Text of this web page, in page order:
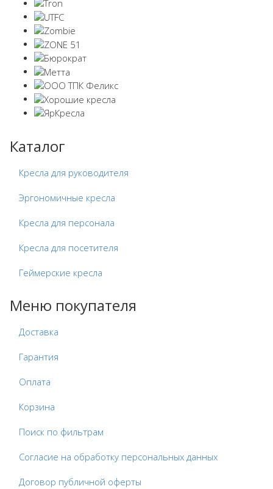
Каталог
Кресла для руководителя
Эргономичные кресла
Кресла для персонала
Кресла для посетителя
Геймерские кресла
Меню покупателя
Доставка
Гарантия
Оплата
Корзина
Поиск по фильтрам
Согласие на обработку персональных данных
Договор публичной оферты